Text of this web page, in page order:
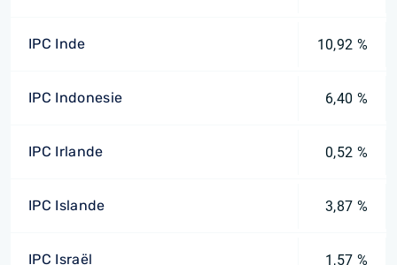
IPC Inde 10,92 %
IPC Indonesie 6,40 %
IPC Irlande 0,52 %
IPC Islande 3,87 %
IPC Israël 1,57 %